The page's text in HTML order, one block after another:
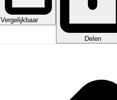
Vergelijkbaar
Delen